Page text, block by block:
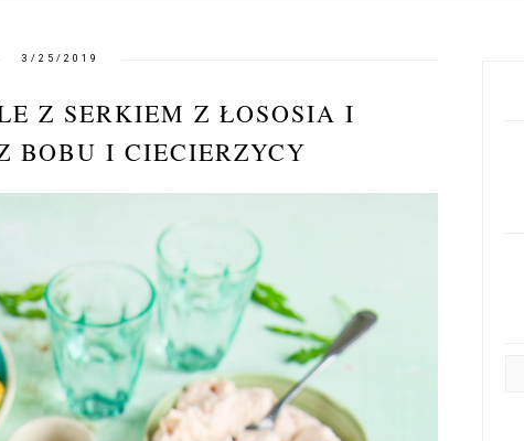
3/25/2019
Z SERKIEM Z ŁOSOSIA I
BOBU I CIECIERZYCY